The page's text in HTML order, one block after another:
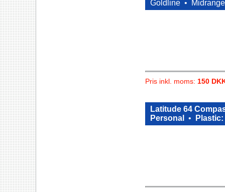
Goldline • Midrange
Pris inkl. moms: 150
Latitude 64
Personal
• Plastic: